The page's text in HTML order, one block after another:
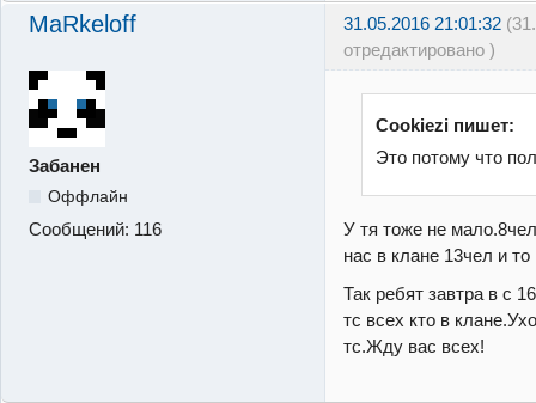
MaRkeloff 31.05.2016 21:01:32
отредактировано )
Забанен
Оффлайн
Сообщений: 116
Cookiezi пишет:
Это потому что
У тя тоже не
нас в клане 13чел и
Так ребят завтра в с
тс всех кто в
тс.Жду вас всех!